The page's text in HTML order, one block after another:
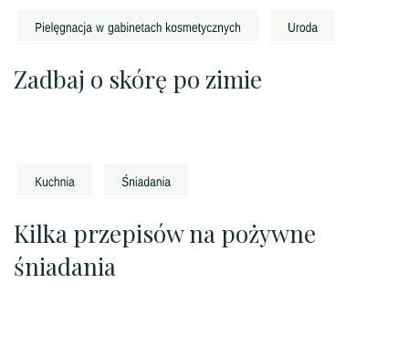
Zadbaj o skórę po zimie
Kilka przepisów na pożywne
śniadania